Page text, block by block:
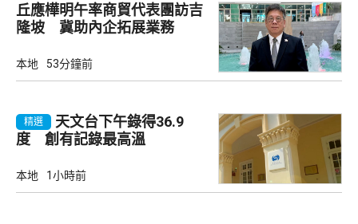
丘應樺明午率商貿代表團訪吉
隆坡 冀助內企拓展業務
本地 53分鐘前
精選
天文台下午錄得36.9
度 創有記錄最高溫
本地 1小時前